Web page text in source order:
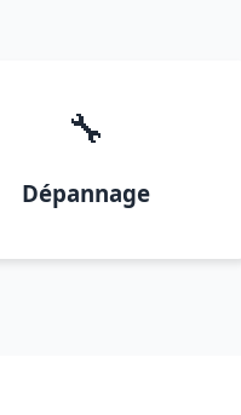
🔧
Dépannage